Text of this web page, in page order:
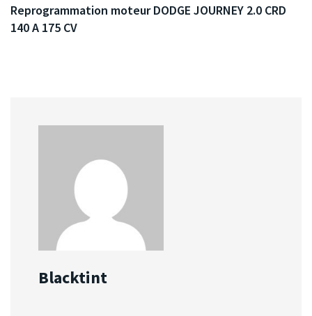
Reprogrammation moteur DODGE JOURNEY 2.0 CRD
140 A 175 CV
Blacktint